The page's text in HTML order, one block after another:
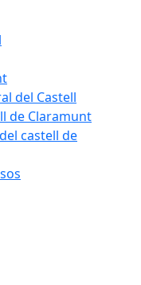
del Castell
de Claramunt
castell de